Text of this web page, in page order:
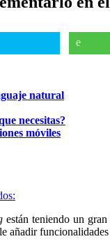
natural
necesitas?
móviles
están teniendo un
añadir